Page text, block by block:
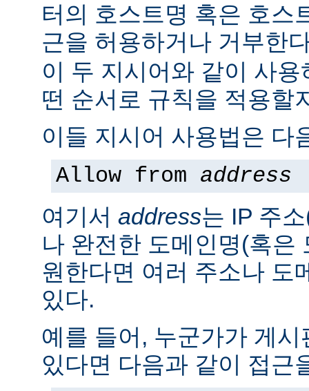
터의 호스트명 혹은 호스
근을 허용하거나 거부한
이 두 지시어와 같이 사
떤 순서로 규칙을 적용할
이들 지시어 사용법은 다
Allow from address
여기서 address는 IP 주
나 완전한 도메인명(혹은
원한다면 여러 주소나 도
있다.
예를 들어, 누군가가 게
있다면 다음과 같이 접근